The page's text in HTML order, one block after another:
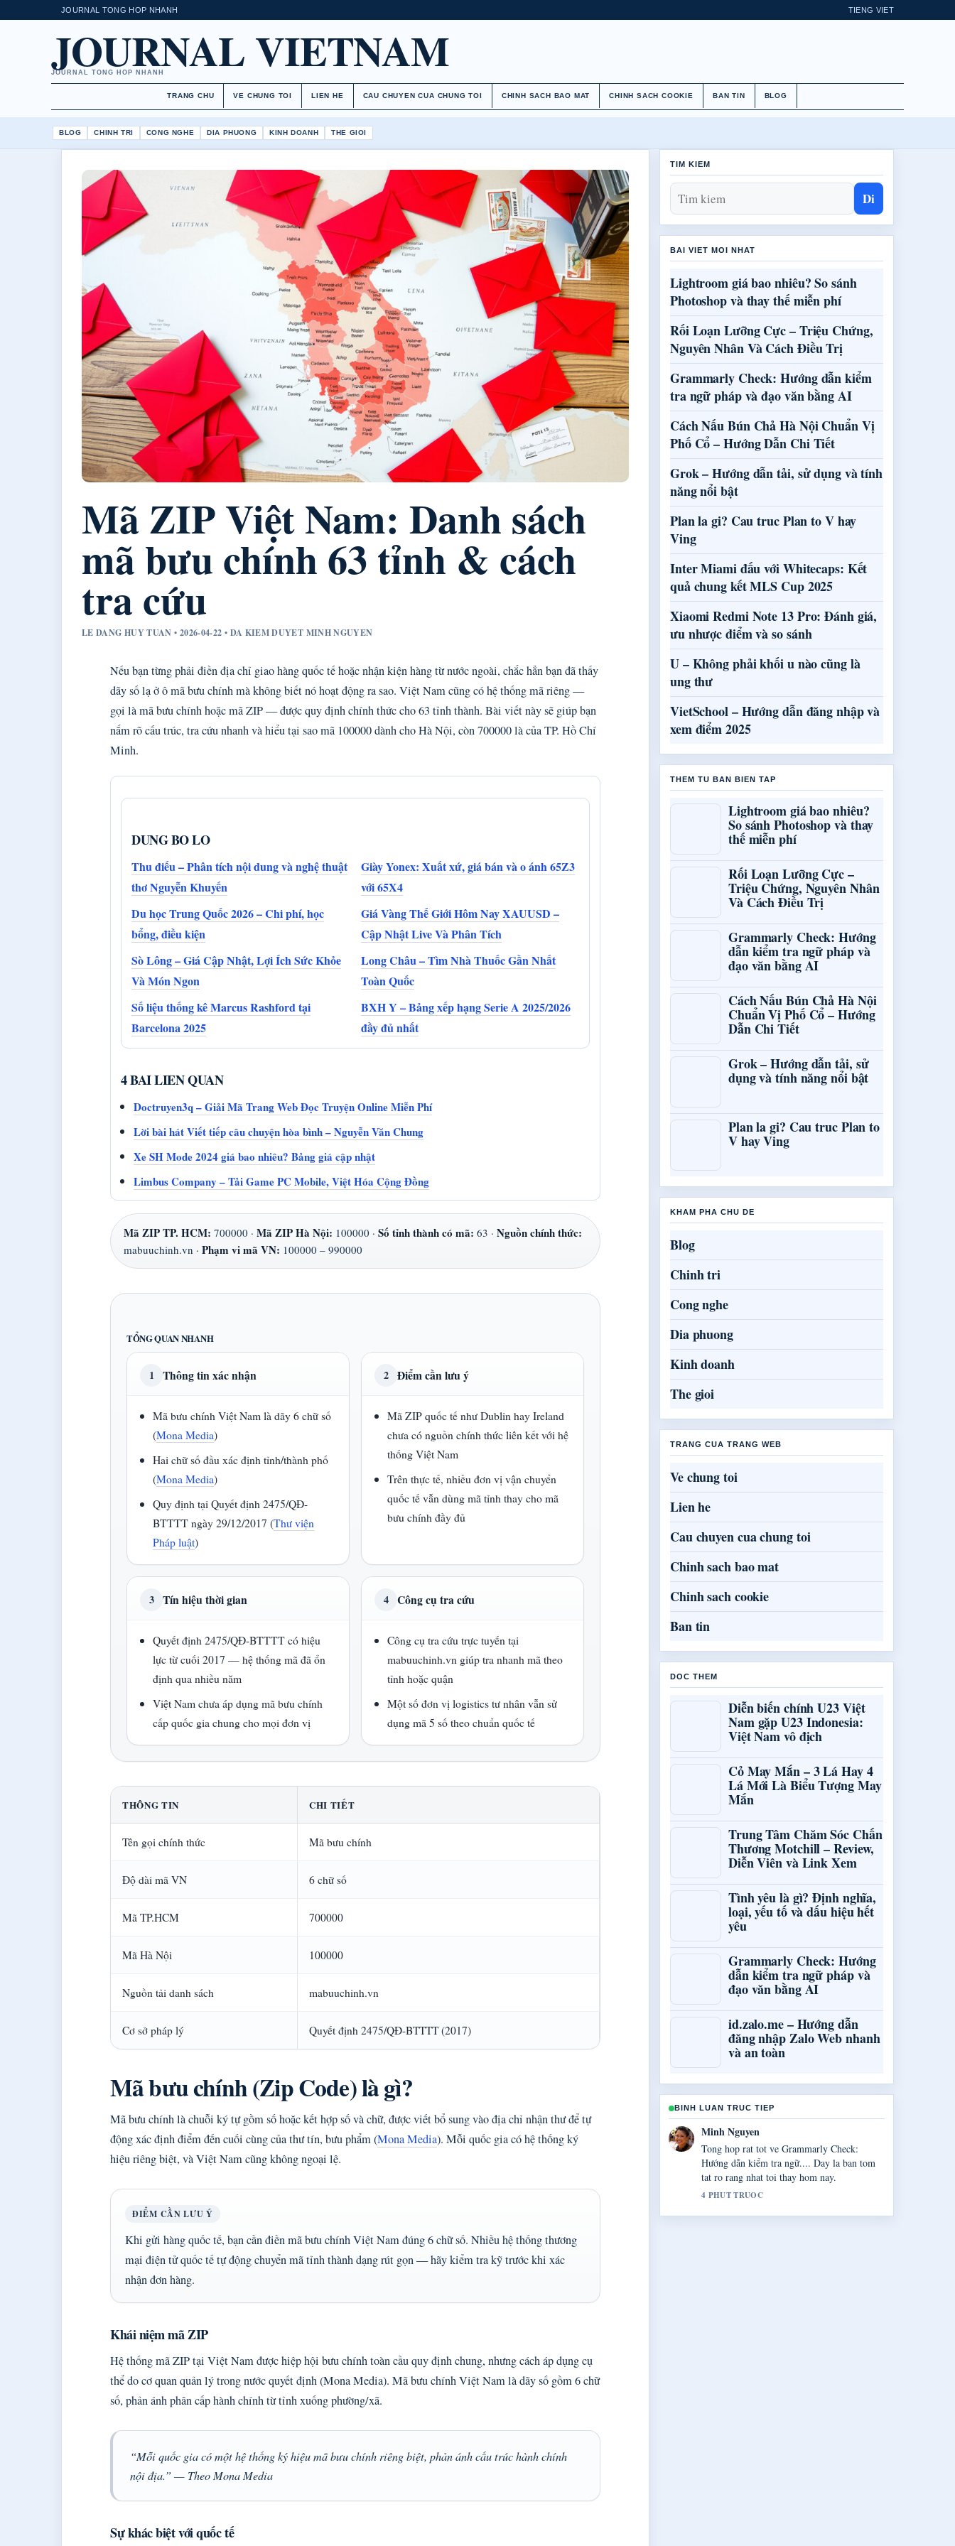
JOURNAL TONG HOP NHANH TIENG VIET
JOURNAL VIETNAM
JOURNAL TONG HOP NHANH
TRANG CHU VE CHUNG TOI LIEN HE CAU CHUYEN CUA CHUNG TOI CHINH SACH BAO MAT CHINH SACH COOKIE BAN TIN BLOG
BLOG CHINH TRI CONG NGHE DIA PHUONG KINH DOANH THE GIOI
Mã ZIP Việt Nam: Danh sách
mã bưu chính 63 tỉnh & cách
tra cứu
LE DANG HUY TUAN • 2026-04-22 • DA KIEM DUYET MINH NGUYEN
Nếu bạn từng phải điền địa chỉ giao hàng quốc tế hoặc nhận kiện hàng từ nước ngoài, chắc hẳn bạn đã thấy
dãy số lạ ở ô mã bưu chính mà không biết nó hoạt động ra sao. Việt Nam cũng có hệ thống mã riêng —
gọi là mã bưu chính hoặc mã ZIP — được quy định chính thức cho 63 tỉnh thành. Bài viết này sẽ giúp bạn
nắm rõ cấu trúc, tra cứu nhanh và hiểu tại sao mã 100000 dành cho Hà Nội, còn 700000 là của TP. Hồ Chí
Minh.
DUNG BO LO
Thu điếu – Phân tích nội dung và nghệ thuật
thơ Nguyễn Khuyến
Giày Yonex: Xuất xứ, giá bán và o ánh 65Z3
với 65X4
Du học Trung Quốc 2026 – Chi phí, học
bổng, điều kiện
Giá Vàng Thế Giới Hôm Nay XAUUSD –
Cập Nhật Live Và Phân Tích
Sò Lông – Giá Cập Nhật, Lợi Ích Sức Khỏe
Và Món Ngon
Long Châu – Tìm Nhà Thuốc Gần Nhất
Toàn Quốc
Số liệu thống kê Marcus Rashford tại
Barcelona 2025
BXH Y – Bảng xếp hạng Serie A 2025/2026
đầy đủ nhất
4 BAI LIEN QUAN
Doctruyen3q – Giải Mã Trang Web Đọc Truyện Online Miễn Phí
Lời bài hát Viết tiếp câu chuyện hòa bình – Nguyễn Văn Chung
Xe SH Mode 2024 giá bao nhiêu? Bảng giá cập nhật
Limbus Company – Tải Game PC Mobile, Việt Hóa Cộng Đồng
Mã ZIP TP. HCM: 700000 · Mã ZIP Hà Nội: 100000 · Số tỉnh thành có mã: 63 · Nguồn chính thức:
mabuuchinh.vn · Phạm vi mã VN: 100000 – 990000
TỔNG QUAN NHANH
1 Thông tin xác nhận
Mã bưu chính Việt Nam là dãy 6 chữ số
(Mona Media)
Hai chữ số đầu xác định tỉnh/thành phố
(Mona Media)
Quy định tại Quyết định 2475/QĐ-
BTTTT ngày 29/12/2017 (Thư viện
Pháp luật)
2 Điểm cần lưu ý
Mã ZIP quốc tế như Dublin hay Ireland
chưa có nguồn chính thức liên kết với hệ
thống Việt Nam
Trên thực tế, nhiều đơn vị vận chuyển
quốc tế vẫn dùng mã tỉnh thay cho mã
bưu chính đầy đủ
3 Tín hiệu thời gian
Quyết định 2475/QĐ-BTTTT có hiệu
lực từ cuối 2017 — hệ thống mã đã ổn
định qua nhiều năm
Việt Nam chưa áp dụng mã bưu chính
cấp quốc gia chung cho mọi đơn vị
4 Công cụ tra cứu
Công cụ tra cứu trực tuyến tại
mabuuchinh.vn giúp tra nhanh mã theo
tỉnh hoặc quận
Một số đơn vị logistics tư nhân vẫn sử
dụng mã 5 số theo chuẩn quốc tế
THÔNG TIN CHI TIẾT
Tên gọi chính thức Mã bưu chính
Độ dài mã VN 6 chữ số
Mã TP.HCM 700000
Mã Hà Nội 100000
Nguồn tải danh sách mabuuchinh.vn
Cơ sở pháp lý Quyết định 2475/QĐ-BTTTT (2017)
Mã bưu chính (Zip Code) là gì?
Mã bưu chính là chuỗi ký tự gồm số hoặc kết hợp số và chữ, được viết bổ sung vào địa chỉ nhận thư để tự
động xác định điểm đến cuối cùng của thư tín, bưu phẩm (Mona Media). Mỗi quốc gia có hệ thống ký
hiệu riêng biệt, và Việt Nam cũng không ngoại lệ.
ĐIỂM CẦN LƯU Ý
Khi gửi hàng quốc tế, bạn cần điền mã bưu chính Việt Nam đúng 6 chữ số. Nhiều hệ thống thương
mại điện tử quốc tế tự động chuyển mã tỉnh thành dạng rút gọn — hãy kiểm tra kỹ trước khi xác
nhận đơn hàng.
Khái niệm mã ZIP
Hệ thống mã ZIP tại Việt Nam được hiệp hội bưu chính toàn cầu quy định chung, nhưng cách áp dụng cụ
thể do cơ quan quản lý trong nước quyết định (Mona Media). Mã bưu chính Việt Nam là dãy số gồm 6 chữ
số, phản ánh phân cấp hành chính từ tỉnh xuống phường/xã.
“Mỗi quốc gia có một hệ thống ký hiệu mã bưu chính riêng biệt, phản ánh cấu trúc hành chính
nội địa.” — Theo Mona Media
Sự khác biệt với quốc tế
TIM KIEM
Di
BAI VIET MOI NHAT
Lightroom giá bao nhiêu? So sánh
Photoshop và thay thế miễn phí
Rối Loạn Lưỡng Cực – Triệu Chứng,
Nguyên Nhân Và Cách Điều Trị
Grammarly Check: Hướng dẫn kiểm
tra ngữ pháp và đạo văn bằng AI
Cách Nấu Bún Chả Hà Nội Chuẩn Vị
Phố Cổ – Hướng Dẫn Chi Tiết
Grok – Hướng dẫn tải, sử dụng và tính
năng nổi bật
Plan la gi? Cau truc Plan to V hay
Ving
Inter Miami đấu với Whitecaps: Kết
quả chung kết MLS Cup 2025
Xiaomi Redmi Note 13 Pro: Đánh giá,
ưu nhược điểm và so sánh
U – Không phải khối u nào cũng là
ung thư
VietSchool – Hướng dẫn đăng nhập và
xem điểm 2025
THEM TU BAN BIEN TAP
Lightroom giá bao nhiêu?
So sánh Photoshop và thay
thế miễn phí
Rối Loạn Lưỡng Cực –
Triệu Chứng, Nguyên Nhân
Và Cách Điều Trị
Grammarly Check: Hướng
dẫn kiểm tra ngữ pháp và
đạo văn bằng AI
Cách Nấu Bún Chả Hà Nội
Chuẩn Vị Phố Cổ – Hướng
Dẫn Chi Tiết
Grok – Hướng dẫn tải, sử
dụng và tính năng nổi bật
Plan la gi? Cau truc Plan to
V hay Ving
KHAM PHA CHU DE
Blog
Chinh tri
Cong nghe
Dia phuong
Kinh doanh
The gioi
TRANG CUA TRANG WEB
Ve chung toi
Lien he
Cau chuyen cua chung toi
Chinh sach bao mat
Chinh sach cookie
Ban tin
DOC THEM
Diễn biến chính U23 Việt
Nam gặp U23 Indonesia:
Việt Nam vô địch
Cỏ May Mắn – 3 Lá Hay 4
Lá Mới Là Biểu Tượng May
Mắn
Trung Tâm Chăm Sóc Chấn
Thương Motchill – Review,
Diễn Viên và Link Xem
Tình yêu là gì? Định nghĩa,
loại, yếu tố và dấu hiệu hết
yêu
Grammarly Check: Hướng
dẫn kiểm tra ngữ pháp và
đạo văn bằng AI
id.zalo.me – Hướng dẫn
đăng nhập Zalo Web nhanh
và an toàn
BINH LUAN TRUC TIEP
Minh Nguyen
Tong hop rat tot ve Grammarly Check:
Hướng dẫn kiểm tra ngữ.... Day la ban tom
tat ro rang nhat toi thay hom nay.
4 PHUT TRUOC